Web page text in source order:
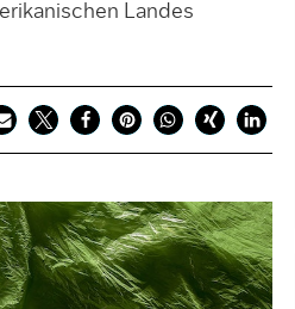
Landes